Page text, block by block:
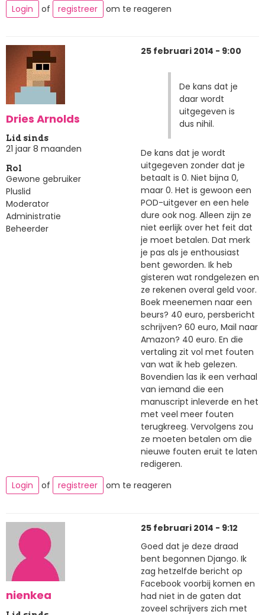
Login
of registreer om te reageren
Dries Arnolds
Lid sinds
21 jaar 8 maanden
Rol
Gewone gebruiker
Pluslid
Moderator
Administratie
Beheerder
25 februari 2014 - 9:00
De kans dat je
daar wordt
uitgegeven is
dus nihil.
De kans dat je wordt
uitgegeven zonder dat je
betaalt is 0. Niet bijna 0,
maar 0. Het is gewoon een
POD-uitgever en een hele
dure ook nog. Alleen zijn ze
niet eerlijk over het feit dat
je moet betalen. Dat merk
je pas als je enthousiast
bent geworden. Ik heb
gisteren wat rondgelezen en
ze rekenen overal geld voor.
Boek meenemen naar een
beurs? 40 euro, persbericht
schrijven? 60 euro, Mail naar
Amazon? 40 euro. En die
vertaling zit vol met fouten
van wat ik heb gelezen.
Bovendien las ik een verhaal
van iemand die een
manuscript inleverde en het
met veel meer fouten
terugkreeg. Vervolgens zou
ze moeten betalen om die
nieuwe fouten eruit te laten
redigeren.
Login
of registreer om te reageren
nienkea
25 februari 2014 - 9:12
Goed dat je deze draad
bent begonnen Django. Ik
zag hetzelfde bericht op
Facebook voorbij komen en
had niet in de gaten dat
zoveel schrijvers zich met